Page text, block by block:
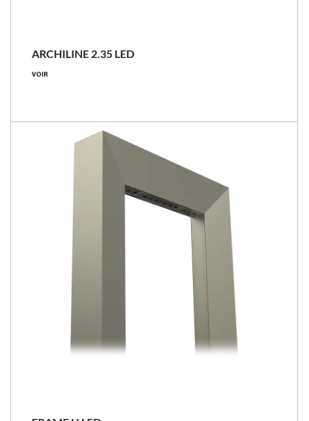
ARCHILINE 2.35 LED
VOIR